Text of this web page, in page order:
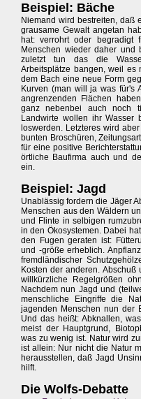
Beispiel: Bäche
Niemand wird bestreiten, daß
grausame Gewalt angetan
hat: verrohrt oder begradigt
Menschen wieder daher und
zuletzt tun das die
Arbeitsplätze bangen, weil es
dem Bach eine neue Form
Kurven (man will ja was für's
angrenzenden Flächen
ganz nebenbei auch noch
Landwirte wollen ihr Wasser
loswerden. Letzteres wird
bunten Broschüren,
für eine positive
örtliche Baufirma auch und
ein.
Beispiel: Jagd
Unablässig fordern die Jäger
Menschen aus den Wäldern
und Flinte in selbigen
in den Ökosystemen. Dabei
den Fugen geraten ist:
und -größe erheblich.
fremdländischer
Kosten der anderen.
willkürzliche Regelgrößen
Nachdem nun Jagd und
menschliche Eingriffe die
jagenden Menschen nun der
Und das heißt: Abknallen,
meist der Hauptgrund,
was zu wenig ist. Natur wird
ist allein: Nur nicht die Natur
herausstellen, daß Jagd
hilft.
Die Wolfs-Debatte